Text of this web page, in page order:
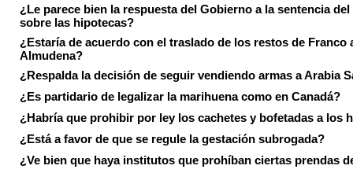
¿Le parece bien la respuesta del Gobierno a la sentencia
sobre las hipotecas?
¿Estaría de acuerdo con el traslado de los restos de Franco
Almudena?
¿Respalda la decisión de seguir vendiendo armas a Arabia
¿Es partidario de legalizar la marihuena como en Canadá?
¿Habría que prohibir por ley los cachetes y bofetadas a los
¿Está a favor de que se regule la gestación subrogada?
¿Ve bien que haya institutos que prohíban ciertas prendas